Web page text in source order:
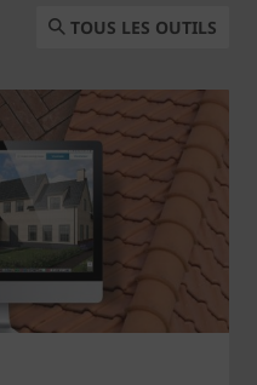
TOUS LES OUTILS